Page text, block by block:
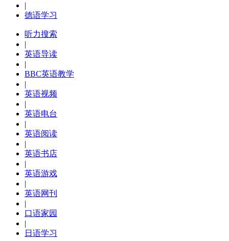
|
德语学习
听力搜索
|
英语导读
|
BBC英语教学
|
英语视频
|
英语电台
|
英语阅读
|
英语书店
|
英语游戏
|
英语网刊
|
口语家园
|
日语学习